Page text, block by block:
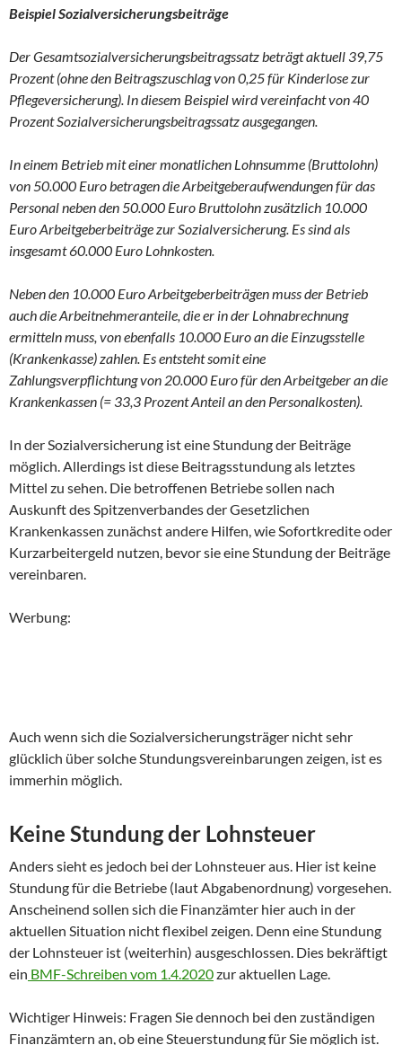
Beispiel Sozialversicherungsbeiträge
Der Gesamtsozialversicherungsbeitragssatz beträgt aktuell 39,75
Prozent (ohne den Beitragszuschlag von 0,25 für Kinderlose zur
Pflegeversicherung). In diesem Beispiel wird vereinfacht von 40
Prozent Sozialversicherungsbeitragssatz ausgegangen.
In einem Betrieb mit einer monatlichen Lohnsumme (Bruttolohn)
von 50.000 Euro betragen die Arbeitgeberaufwendungen für das
Personal neben den 50.000 Euro Bruttolohn zusätzlich 10.000
Euro Arbeitgeberbeiträge zur Sozialversicherung. Es sind als
insgesamt 60.000 Euro Lohnkosten.
Neben den 10.000 Euro Arbeitgeberbeiträgen muss der Betrieb
auch die Arbeitnehmeranteile, die er in der Lohnabrechnung
ermitteln muss, von ebenfalls 10.000 Euro an die Einzugsstelle
(Krankenkasse) zahlen. Es entsteht somit eine
Zahlungsverpflichtung von 20.000 Euro für den Arbeitgeber an die
Krankenkassen (= 33,3 Prozent Anteil an den Personalkosten).
In der Sozialversicherung ist eine Stundung der Beiträge
möglich. Allerdings ist diese Beitragsstundung als letztes
Mittel zu sehen. Die betroffenen Betriebe sollen nach
Auskunft des Spitzenverbandes der Gesetzlichen
Krankenkassen zunächst andere Hilfen, wie Sofortkredite oder
Kurzarbeitergeld nutzen, bevor sie eine Stundung der Beiträge
vereinbaren.
Werbung:
Auch wenn sich die Sozialversicherungsträger nicht sehr
glücklich über solche Stundungsvereinbarungen zeigen, ist es
immerhin möglich.
Keine Stundung der Lohnsteuer
Anders sieht es jedoch bei der Lohnsteuer aus. Hier ist keine
Stundung für die Betriebe (laut Abgabenordnung) vorgesehen.
Anscheinend sollen sich die Finanzämter hier auch in der
aktuellen Situation nicht flexibel zeigen. Denn eine Stundung
der Lohnsteuer ist (weiterhin) ausgeschlossen. Dies bekräftigt
ein BMF-Schreiben vom 1.4.2020zur aktuellen Lage.
Wichtiger Hinweis: Fragen Sie dennoch bei den zuständigen
Finanzämtern an, ob eine Steuerstundung für Sie möglich ist.